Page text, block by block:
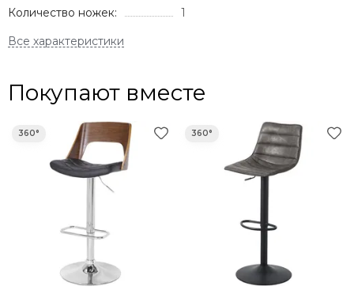
Количество ножек:
1
Покупают вместе